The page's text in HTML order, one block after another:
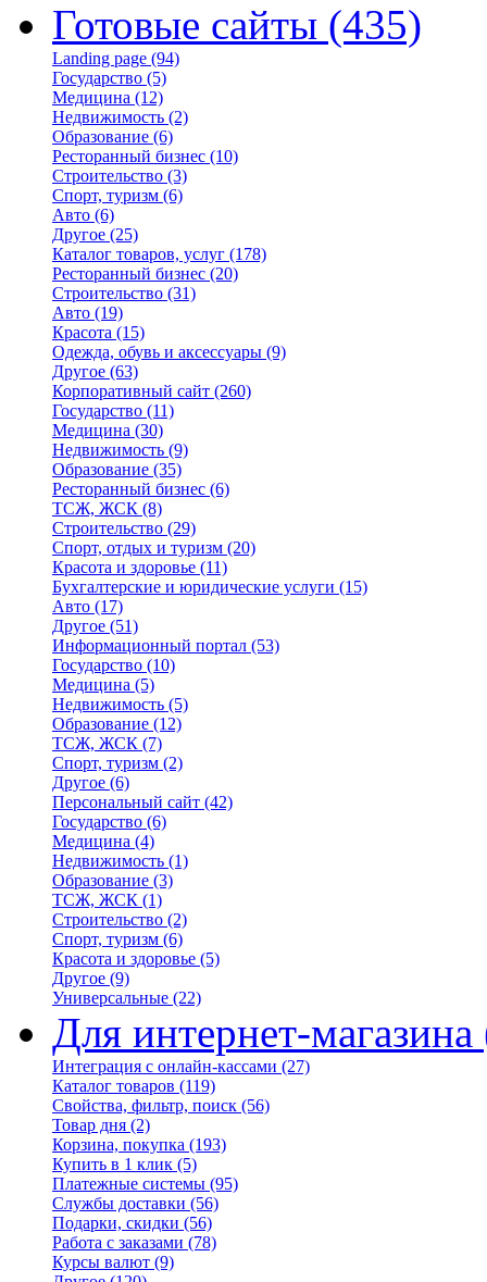
Готовые сайты (435)
Landing page (94)
Государство (5)
Медицина (12)
Недвижимость (2)
Образование (6)
Ресторанный бизнес (10)
Строительство (3)
Спорт, туризм (6)
Авто (6)
Другое (25)
Каталог товаров, услуг (178)
Ресторанный бизнес (20)
Строительство (31)
Авто (19)
Красота (15)
Одежда, обувь и аксессуары (9)
Другое (63)
Корпоративный сайт (260)
Государство (11)
Медицина (30)
Недвижимость (9)
Образование (35)
Ресторанный бизнес (6)
ТСЖ, ЖСК (8)
Строительство (29)
Спорт, отдых и туризм (20)
Красота и здоровье (11)
Бухгалтерские и юридические услуги (15)
Авто (17)
Другое (51)
Информационный портал (53)
Государство (10)
Медицина (5)
Недвижимость (5)
Образование (12)
ТСЖ, ЖСК (7)
Спорт, туризм (2)
Другое (6)
Персональный сайт (42)
Государство (6)
Медицина (4)
Недвижимость (1)
Образование (3)
ТСЖ, ЖСК (1)
Строительство (2)
Спорт, туризм (6)
Красота и здоровье (5)
Другое (9)
Универсальные (22)
Для интернет-магазина
Интеграция с онлайн-кассами (27)
Каталог товаров (119)
Свойства, фильтр, поиск (56)
Товар дня (2)
Корзина, покупка (193)
Купить в 1 клик (5)
Платежные системы (95)
Службы доставки (56)
Подарки, скидки (56)
Работа с заказами (78)
Курсы валют (9)